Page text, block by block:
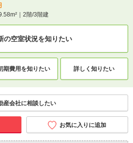
｜2階/3階建
の空室状況を知りたい
期費用を知りたい 詳しく知りたい
産会社に相談したい
お気に入りに追加